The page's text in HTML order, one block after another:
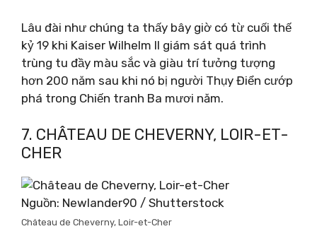
Lâu đài như chúng ta thấy bây giờ có từ cuối thế
kỷ 19 khi Kaiser Wilhelm II giám sát quá trình
trùng tu đầy màu sắc và giàu trí tưởng tượng
hơn 200 năm sau khi nó bị người Thụy Điển cướp
phá trong Chiến tranh Ba mươi năm.
7. CHÂTEAU DE CHEVERNY, LOIR-ET-
CHER
Nguồn: Newlander90 / Shutterstock
Château de Cheverny, Loir-et-Cher